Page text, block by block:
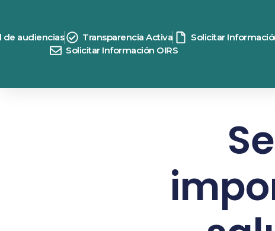
de audiencias Transparencia Activa
Solicitar
Solicitar Información OIRS